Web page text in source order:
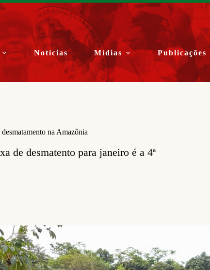
Notícias Mídias Publicações
na Amazônia
de desmatento para janeiro é a 4ª